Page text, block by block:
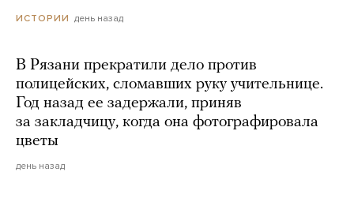
ИСТОРИИ день назад
В Рязани прекратили дело против
полицейских, сломавших руку учительнице.
Год назад ее задержали, приняв
за закладчицу, когда она фотографировала
цветы
день назад